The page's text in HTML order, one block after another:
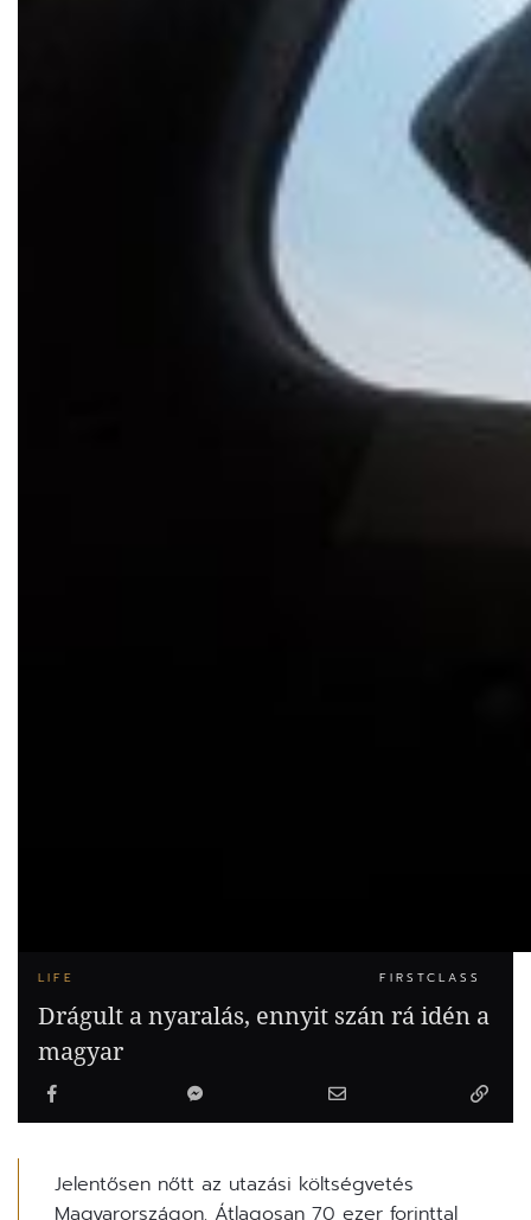
LIFE FIRSTCLASS
Drágult a nyaralás, ennyit szán rá idén a
magyar
Jelentősen nőtt az utazási költségvetés
Magyarországon. Átlagosan 70 ezer forinttal